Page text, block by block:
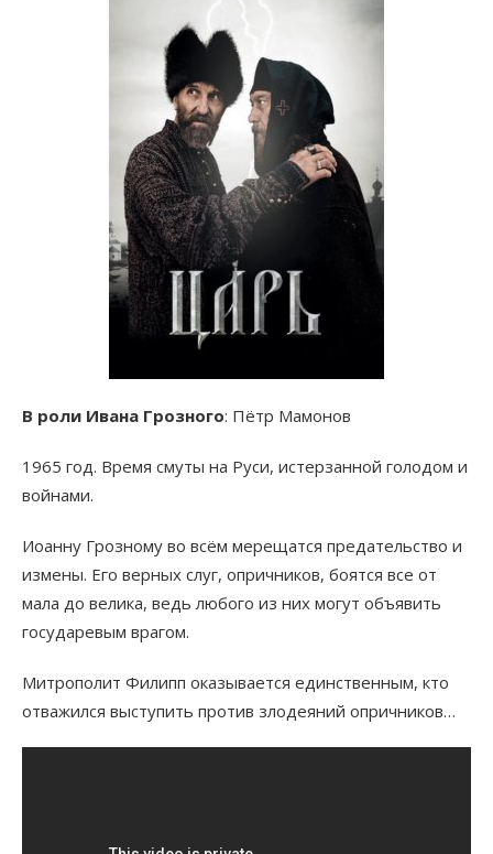
В роли Ивана Грозного: Пётр Мамонов
1965 год. Время смуты на Руси, истерзанной голодом и
войнами.
Иоанну Грозному во всём мерещатся предательство и
измены. Его верных слуг, опричников, боятся все от
мала до велика, ведь любого из них могут объявить
государевым врагом.
Митрополит Филипп оказывается единственным, кто
отважился выступить против злодеяний опричников…